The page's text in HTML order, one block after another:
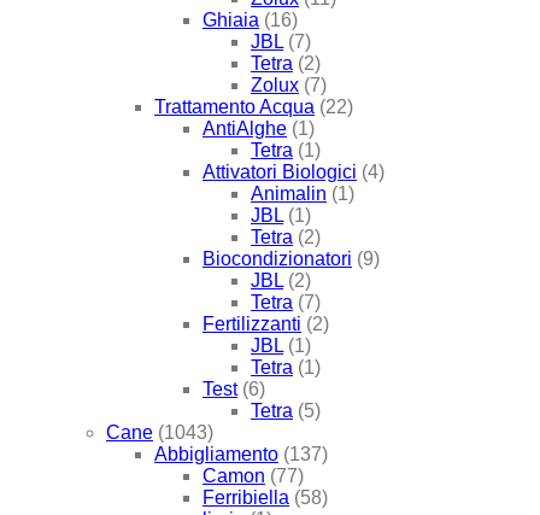
Ghiaia (16)
JBL (7)
Tetra (2)
Zolux (7)
Trattamento Acqua (22)
AntiAlghe (1)
Tetra (1)
Attivatori Biologici (4)
Animalin (1)
JBL (1)
Tetra (2)
Biocondizionatori (9)
JBL (2)
Tetra (7)
Fertilizzanti (2)
JBL (1)
Tetra (1)
Test (6)
Tetra (5)
Cane (1043)
Abbigliamento (137)
Camon (77)
Ferribiella (58)